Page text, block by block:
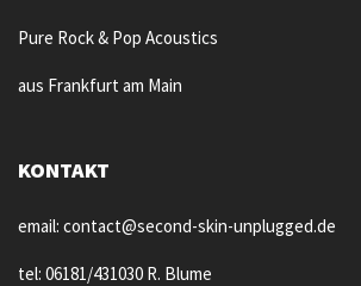
Pure Rock & Pop Acoustics
aus Frankfurt am Main
KONTAKT
email: contact@second-skin-unplugged.de
tel: 06181/431030 R. Blume